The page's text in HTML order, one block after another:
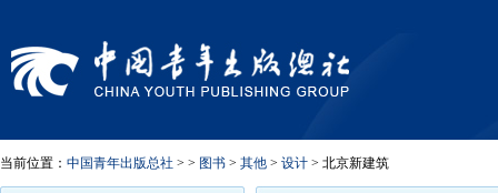
当前位置： 中国青年出版总社 > > 图书 > 其他 > 设计 > 北京新建筑